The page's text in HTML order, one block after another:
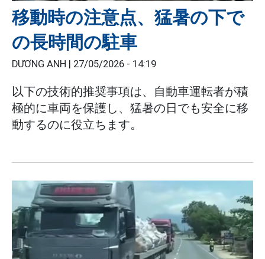
移動時の注意点、猛暑の下で
の長時間の駐車
DƯƠNG ANH | 27/05/2026 - 14:19
以下の技術的推奨事項は、自動車運転者が積
極的に車両を保護し、猛暑の日でも安全に移
動するのに役立ちます。